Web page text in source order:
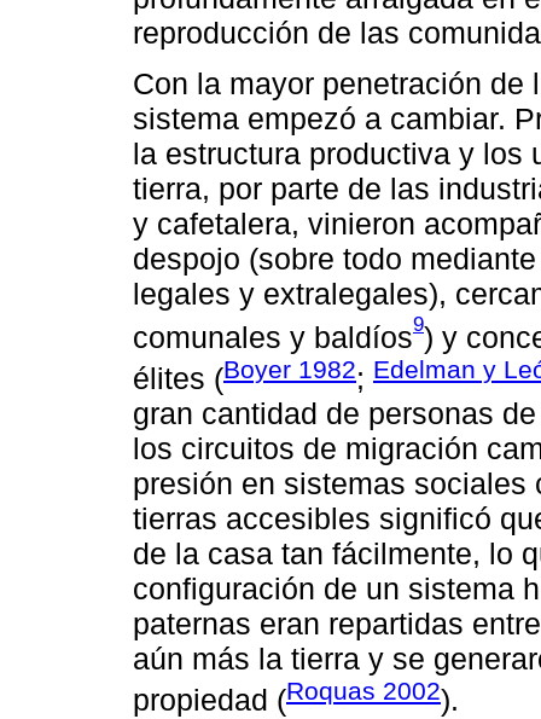
reproducción de las
Con la mayor penetración
sistema empezó a cambiar.
la estructura productiva y los
tierra, por parte de las
y cafetalera, vinieron
despojo (sobre todo
legales y extralegales),
comunales y baldíos9) y
élites (Boyer 1982; Edelman y
gran cantidad de personas
los circuitos de migración
presión en sistemas sociales
tierras accesibles significó
de la casa tan fácilmente, lo
configuración de un sistema
paternas eran repartidas
aún más la tierra y se
propiedad (Roquas 2002).